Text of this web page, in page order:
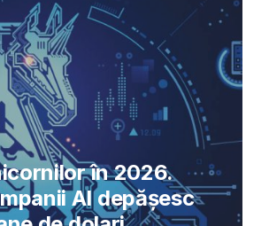
în 2026.
AI depășesc